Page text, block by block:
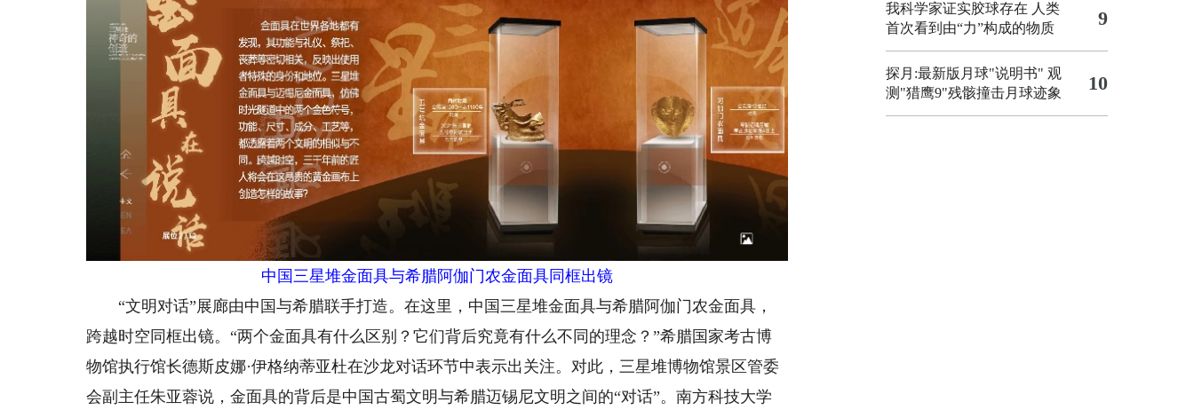
中国三星堆金面具与希腊阿伽门农金面具同框出镜
“文明对话”展廊由中国与希腊联手打造。在这里，中国三星堆金面具与希腊阿伽门农金面具，
跨越时空同框出镜。“两个金面具有什么区别？它们背后究竟有什么不同的理念？”希腊国家考古博
物馆执行馆长德斯皮娜·伊格纳蒂亚杜在沙龙对话环节中表示出关注。对此，三星堆博物馆景区管委
会副主任朱亚蓉说，金面具的背后是中国古蜀文明与希腊迈锡尼文明之间的“对话”。南方科技大学
我科学家证实胶球存在 人类
首次看到由“力”构成的物质
9
探月:最新版月球"说明书" 观
测"猎鹰9"残骸撞击月球迹象
10